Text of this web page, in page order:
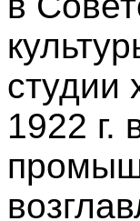
студии
1922 г.